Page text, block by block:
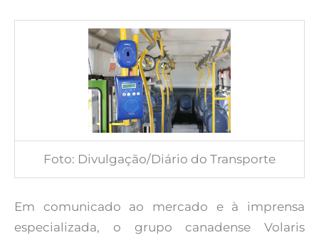
Foto: Divulgação/Diário do Transporte
Em comunicado ao mercado e à imprensa
especializada, o grupo canadense Volaris